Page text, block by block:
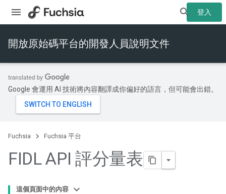
登入
開放原始碼平台的開發人員說明文件
Google 會運用 AI 技術將內容翻譯成你偏好的語言，但可能會出錯。
Fuchsia Fuchsia 平台
FIDL API 評分量表
這個頁面中的內容